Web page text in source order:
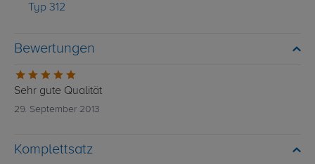
Typ 312
Bewertungen
Sehr gute Qualität
29. September 2013
Komplettsatz